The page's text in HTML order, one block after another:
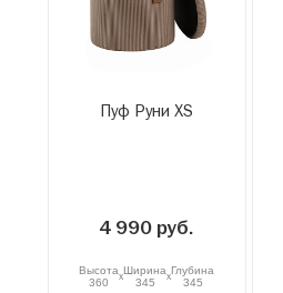
Пуф Руни XS
4 990 руб.
Высота
360
xШирина
345
xГлубина
345